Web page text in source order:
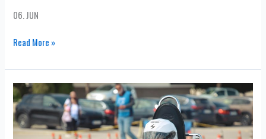
06. JUN
Read More »
4.
KARTING
SLALOM
ZLATIBOR